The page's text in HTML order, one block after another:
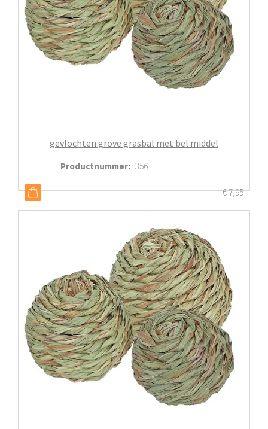
gevlochten grove grasbal met bel middel
Productnummer: 356
€7,95